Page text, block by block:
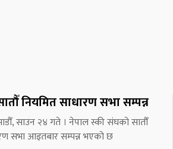
नियमित साधारण सभा सम्पन्न
साउन २४ गते । नेपाल स्की संघको सातौँ
सभा आइतबार सम्पन्न भएको छ